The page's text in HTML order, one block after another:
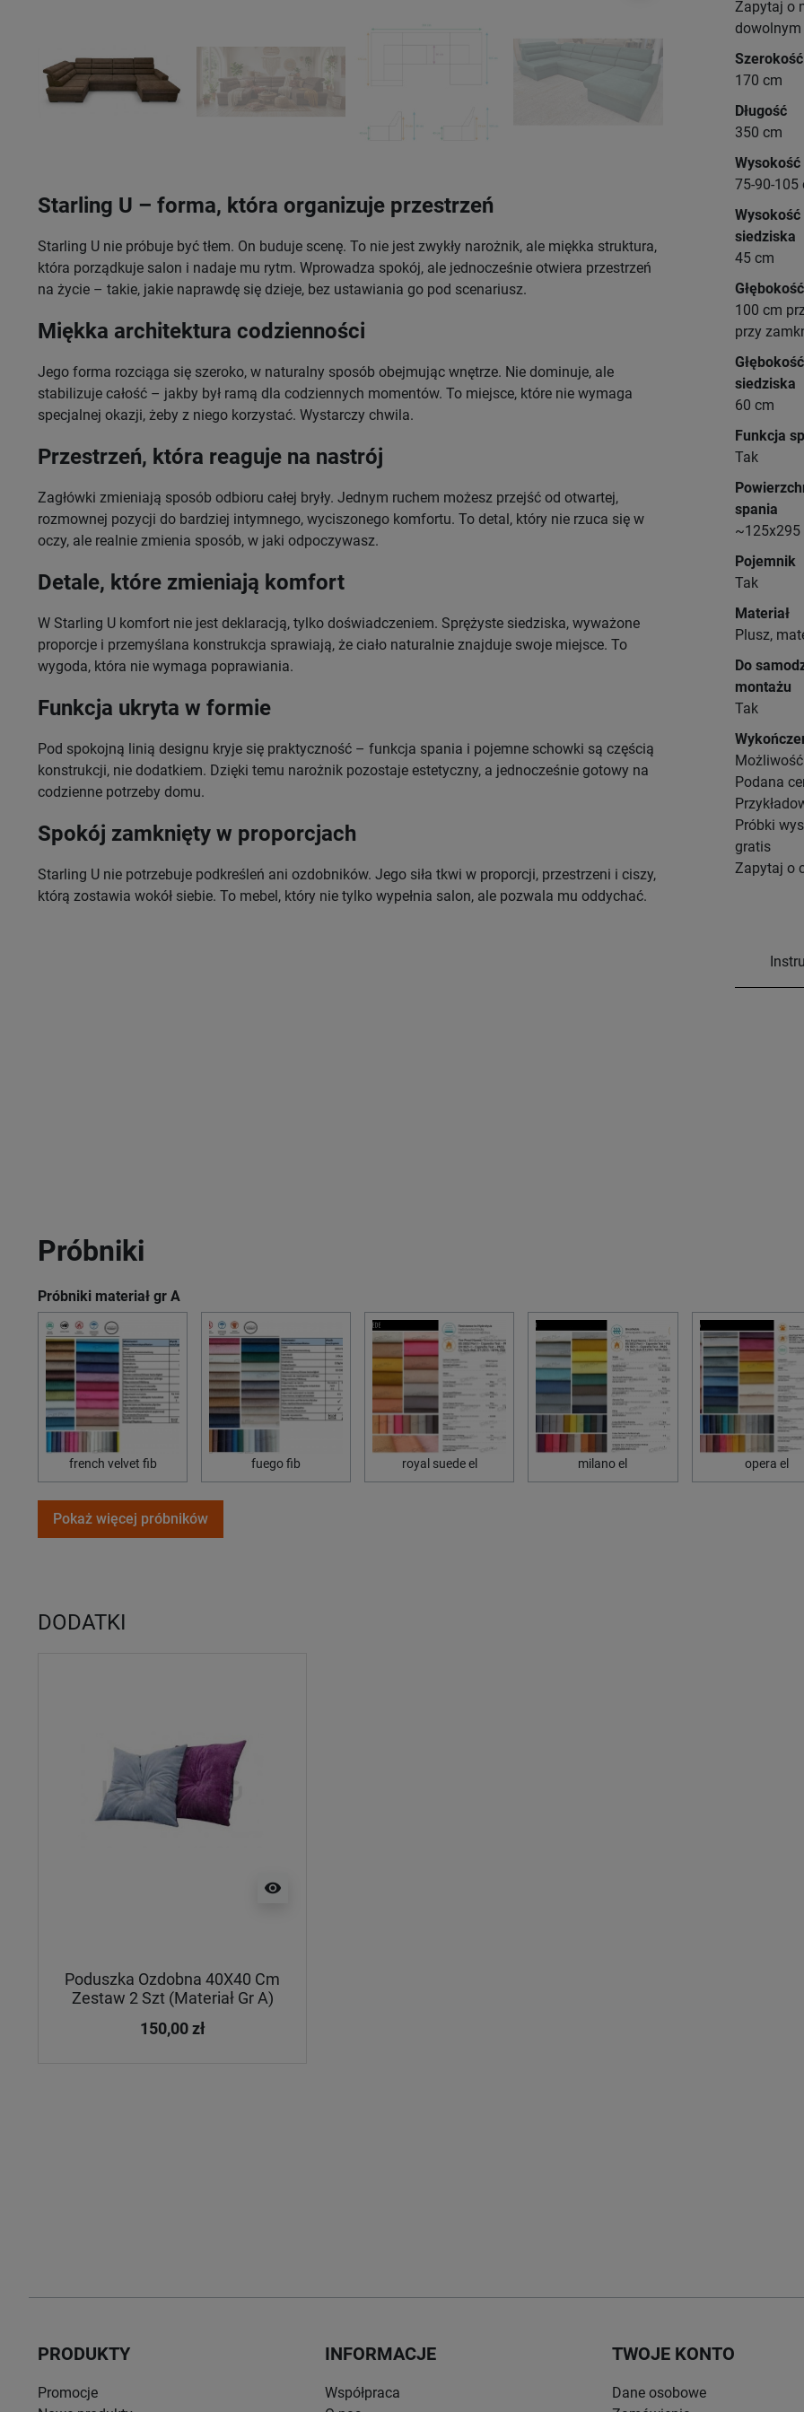
Starling U – forma, która organizuje przestrzeń
Starling U nie próbuje być tłem. On buduje scenę. To nie jest zwykły narożnik, ale miękka struktura,
która porządkuje salon i nadaje mu rytm. Wprowadza spokój, ale jednocześnie otwiera przestrzeń
na życie – takie, jakie naprawdę się dzieje, bez ustawiania go pod scenariusz.
Miękka architektura codzienności
Jego forma rozciąga się szeroko, w naturalny sposób obejmując wnętrze. Nie dominuje, ale
stabilizuje całość – jakby był ramą dla codziennych momentów. To miejsce, które nie wymaga
specjalnej okazji, żeby z niego korzystać. Wystarczy chwila.
Przestrzeń, która reaguje na nastrój
Zagłówki zmieniają sposób odbioru całej bryły. Jednym ruchem możesz przejść od otwartej,
rozmownej pozycji do bardziej intymnego, wyciszonego komfortu. To detal, który nie rzuca się w
oczy, ale realnie zmienia sposób, w jaki odpoczywasz.
Detale, które zmieniają komfort
W Starling U komfort nie jest deklaracją, tylko doświadczeniem. Sprężyste siedziska, wyważone
proporcje i przemyślana konstrukcja sprawiają, że ciało naturalnie znajduje swoje miejsce. To
wygoda, która nie wymaga poprawiania.
Funkcja ukryta w formie
Pod spokojną linią designu kryje się praktyczność – funkcja spania i pojemne schowki są częścią
konstrukcji, nie dodatkiem. Dzięki temu narożnik pozostaje estetyczny, a jednocześnie gotowy na
codzienne potrzeby domu.
Spokój zamknięty w proporcjach
Starling U nie potrzebuje podkreśleń ani ozdobników. Jego siła tkwi w proporcji, przestrzeni i ciszy,
którą zostawia wokół siebie. To mebel, który nie tylko wypełnia salon, ale pozwala mu oddychać.
Zapytaj o
dowolnym
Szerokość
170 cm
Długość
350 cm
Wysokość
75-90-105
Wysokość
siedziska
45 cm
Głębokość
100 cm
przy
Głębokość
siedziska
60 cm
Funkcja
Tak
spania
~125x295
Pojemnik
Tak
Materiał
Plusz,
Do
montażu
Tak
Podana
Próbki
gratis
Zapytaj o
Próbniki
Próbniki materiał gr A
french velvet fib fuego fib royal suede el milano el opera el
Pokaż więcej próbników
DODATKI
visibility
Poduszka Ozdobna 40X40 Cm
Zestaw 2 Szt (Materiał Gr A)
150,00 zł
PRODUKTY
Promocje
INFORMACJE
Współpraca
TWOJE KONTO
Dane osobowe